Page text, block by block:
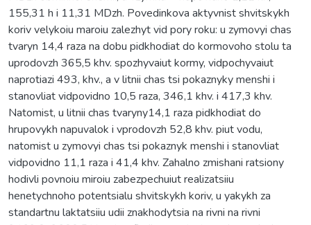
155,31 h i 11,31 MDzh. Povedinkova aktyvnist shvitskykh
koriv velykoiu maroiu zalezhyt vid pory roku: u zymovyi chas
tvaryn 14,4 raza na dobu pidkhodiat do kormovoho stolu ta
uprodovzh 365,5 khv. spozhyvaiut kormy, vidpochyvaiut
naprotiazi 493, khv., a v litnii chas tsi pokaznyky menshi i
stanovliat vidpovidno 10,5 raza, 346,1 khv. i 417,3 khv.
Natomist, u litnii chas tvaryny14,1 raza pidkhodiat do
hrupovykh napuvalok i vprodovzh 52,8 khv. piut vodu,
natomist u zymovyi chas tsi pokaznyk menshi i stanovliat
vidpovidno 11,1 raza i 41,4 khv. Zahalno zmishani ratsiony
hodivli povnoiu miroiu zabezpechuiut realizatsiiu
henetychnoho potentsialu shvitskykh koriv, u yakykh za
standartnu laktatsiiu udii znakhodytsia na rivni na rivni